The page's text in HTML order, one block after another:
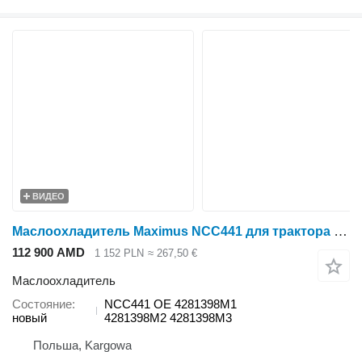
ВИДЕО
Маслоохладитель Maximus NCC441 для трактора колесного Massey Ferguson MF 6485 MF 6490 T3 MF 6495 T3 MF 6497 T3 MF 6499 T3
112 900 AMD 1 152 PLN ≈ 267,50 €
Маслоохладитель
Состояние
новый
NCC441 OE 4281398M1
4281398M2 4281398M3
Польша, Kargowa